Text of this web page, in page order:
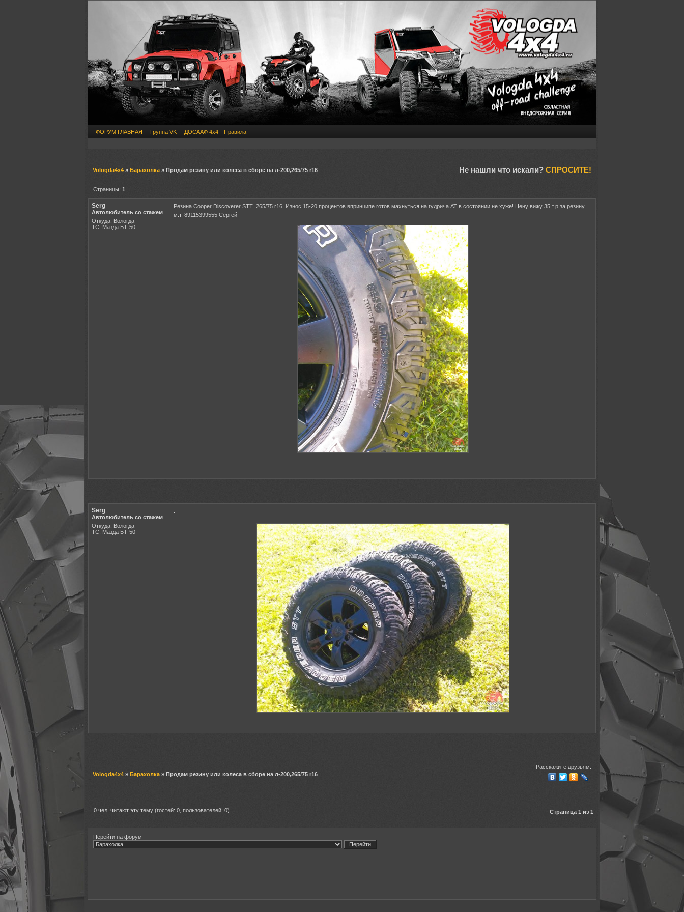
ФОРУМ ГЛАВНАЯ Группа VK ДОСААФ 4х4 Правила
Vologda4x4 » Барахолка » Продам резину или колеса в сборе на л-200,265/75 r16 Не нашли что искали? СПРОСИТЕ!
Страницы:1
Serg
Автолюбитель со стажем
Откуда: Вологда
ТС: Мазда БТ-50
Резина Cooper Discoverer STT 265/75 r16. Износ 15-20 процентов.впринципе готов махнуться на гудрича АТ в состоянии не хуже! Цену вижу 35 т.р.за резину
м.т. 89115399555 Сергей
Serg
Автолюбитель со стажем
Откуда: Вологда
ТС: Мазда БТ-50
Vologda4x4 » Барахолка » Продам резину или колеса в сборе на л-200,265/75 r16
Расскажите друзьям:
Страница 1 из 1
0 чел. читают эту тему (гостей: 0, пользователей: 0)
Перейти на форум